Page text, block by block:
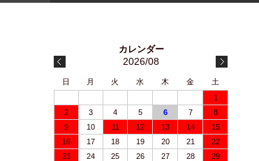
2026/08
日 月 火 水 木 金
土
1
2
3 4 5 6 7
8
9
10 11 12 13 14
15
16
17 18 19 20 21
22
23
24 25 26 27 28
29